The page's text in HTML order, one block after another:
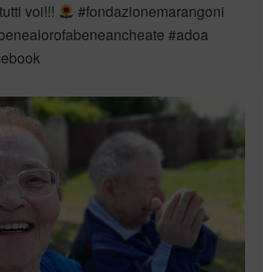
voi!!!
#fondazionemarangoni
#adoa